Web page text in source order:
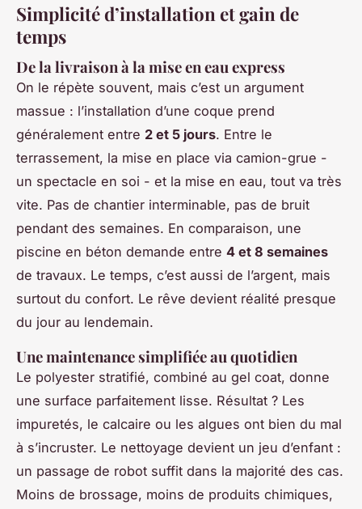
Simplicité d’installation et gain de
temps
De la livraison à la mise en eau express
On le répète souvent, mais c’est un argument
massue : l’installation d’une coque prend
généralement entre 2 et 5 jours. Entre le
terrassement, la mise en place via camion-grue -
un spectacle en soi - et la mise en eau, tout va très
vite. Pas de chantier interminable, pas de bruit
pendant des semaines. En comparaison, une
piscine en béton demande entre 4 et 8 semaines
de travaux. Le temps, c’est aussi de l’argent, mais
surtout du confort. Le rêve devient réalité presque
du jour au lendemain.
Une maintenance simplifiée au quotidien
Le polyester stratifié, combiné au gel coat, donne
une surface parfaitement lisse. Résultat ? Les
impuretés, le calcaire ou les algues ont bien du mal
à s’incruster. Le nettoyage devient un jeu d’enfant :
un passage de robot suffit dans la majorité des cas.
Moins de brossage, moins de produits chimiques,